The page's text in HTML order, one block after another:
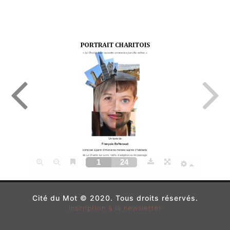
Cité du Mot © 2020. Tous droits réservés.
Inscription à la newsletter